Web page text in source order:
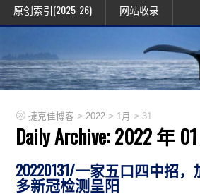
原创索引(2025-26) 网站收录
捷克佳博客 > 2022 > 1月 > 31
Daily Archive:2022 年
20220131/一家五口四中招
多新冠检测呈阳